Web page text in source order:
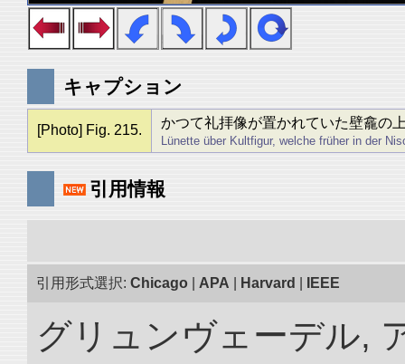
キャプション
[Photo] Fig. 215. かつて礼拝像が置かれていた壁龕の
Lünette über Kultfigur, welche früher in der
引用情報
引用形式選択: Chicago APA Harvard IEEE
グリュンヴェーデル,